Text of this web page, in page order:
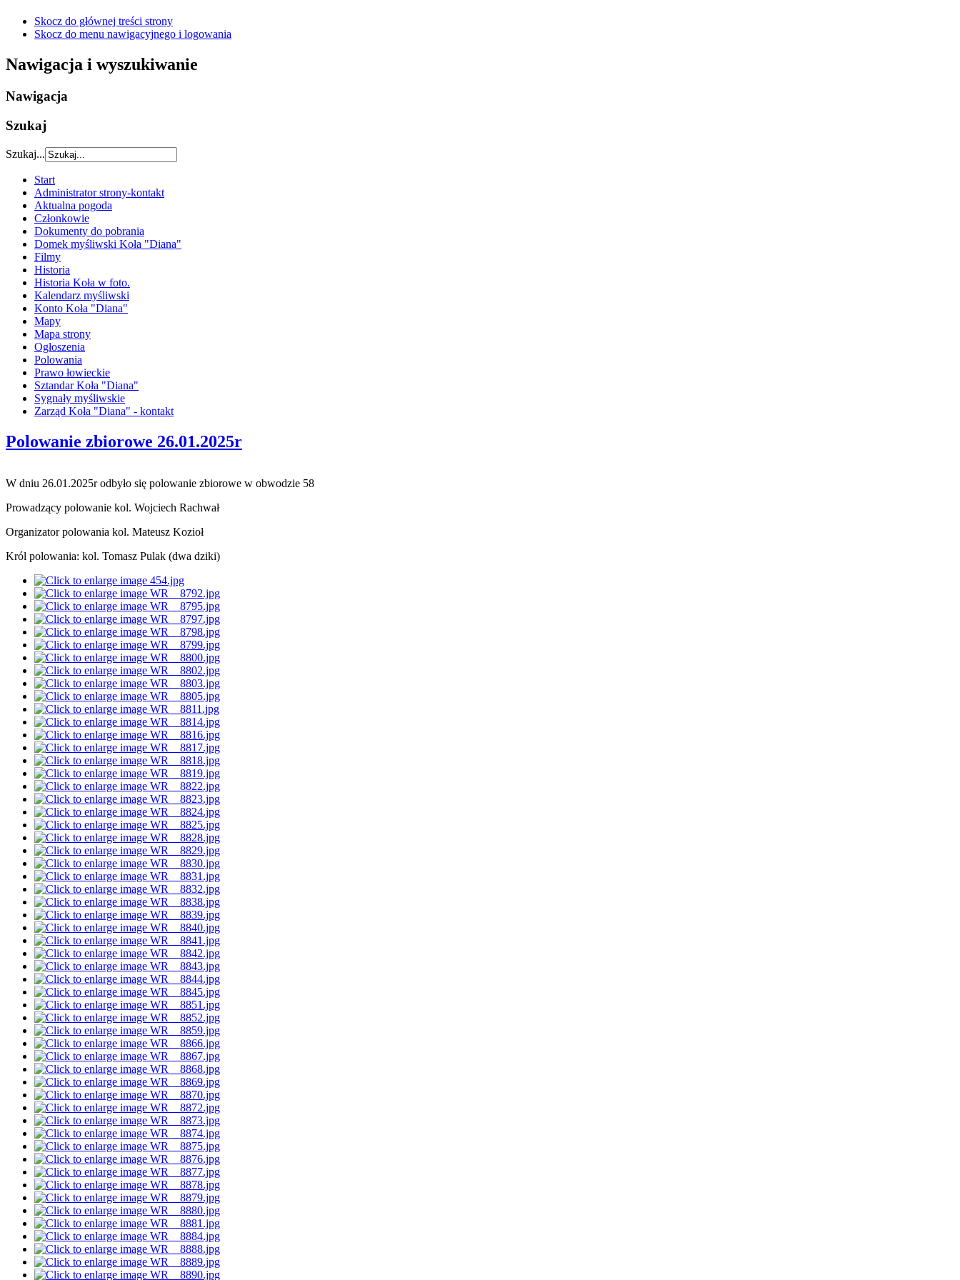
Skocz do głównej treści strony
Skocz do menu nawigacyjnego i logowania
Nawigacja i wyszukiwanie
Nawigacja
Szukaj
Szukaj...
Start
Administrator strony-kontakt
Aktualna pogoda
Członkowie
Dokumenty do pobrania
Domek myśliwski Koła "Diana"
Filmy
Historia
Historia Koła w foto.
Kalendarz myśliwski
Konto Koła "Diana"
Mapy
Mapa strony
Ogłoszenia
Polowania
Prawo łowieckie
Sztandar Koła "Diana"
Sygnały myśliwskie
Zarząd Koła "Diana" - kontakt
Polowanie zbiorowe 26.01.2025r
W dniu 26.01.2025r odbyło się polowanie zbiorowe w obwodzie 58
Prowadzący polowanie kol. Wojciech Rachwał
Organizator polowania kol. Mateusz Kozioł
Król polowania: kol. Tomasz Pulak (dwa dziki)